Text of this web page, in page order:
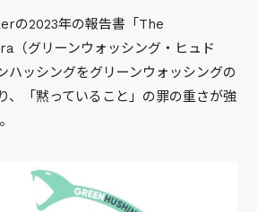
の2023年の報告書「The
（グリーンウォッシング・ヒュド
ハッシングをグリーンウォッシングの
、「黙っていること」の罪の重さが強
。